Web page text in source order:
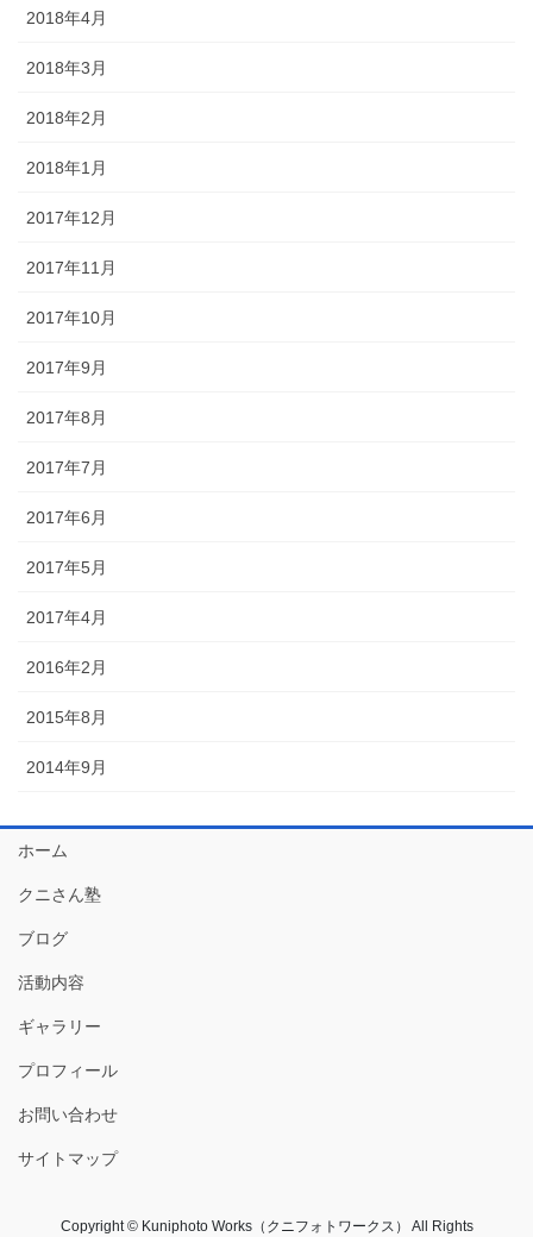
2018年4月
2018年3月
2018年2月
2018年1月
2017年12月
2017年11月
2017年10月
2017年9月
2017年8月
2017年7月
2017年6月
2017年5月
2017年4月
2016年2月
2015年8月
2014年9月
ホーム
クニさん塾
ブログ
活動内容
ギャラリー
プロフィール
お問い合わせ
サイトマップ
Copyright © Kuniphoto Works（クニフォトワークス） All Rights